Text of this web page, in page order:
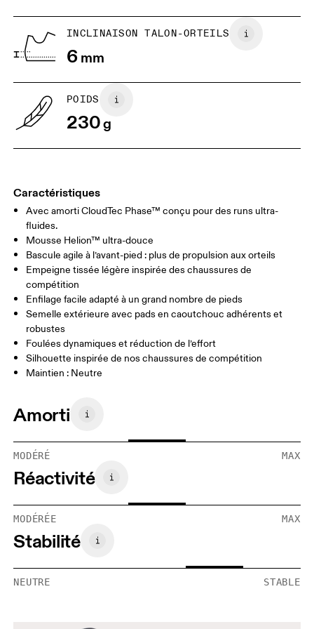
Glisser horizontalement pour en savoir plus
INCLINAISON TALON-ORTEILS
6mm
POIDS
230g
Caractéristiques
Avec amorti CloudTec Phase™ conçu pour des runs ultra-
fluides.
Mousse Helion™ ultra-douce
Bascule agile à l’avant-pied : plus de propulsion aux orteils
Empeigne tissée légère inspirée des chaussures de
compétition
Enfilage facile adapté à un grand nombre de pieds
Semelle extérieure avec pads en caoutchouc adhérents et
robustes
Foulées dynamiques et réduction de l’effort
Silhouette inspirée de nos chaussures de compétition
Maintien : Neutre
Amorti
MODÉRÉ MAX
Réactivité
MODÉRÉE MAX
Stabilité
NEUTRE STABLE